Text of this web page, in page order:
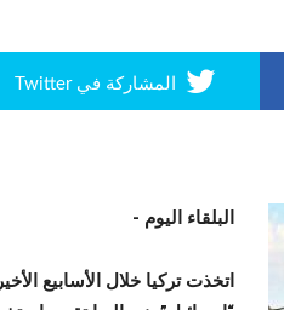
المشاركة في Twitter
البلقاء اليوم -